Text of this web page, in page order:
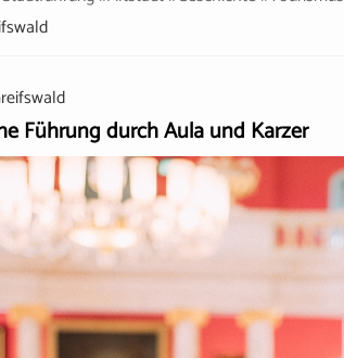
Führung durch Aula und Karzer